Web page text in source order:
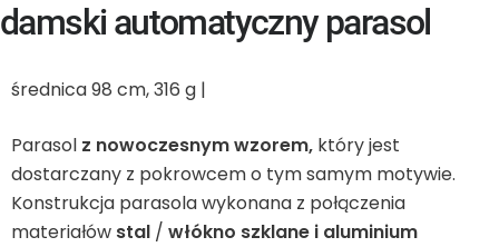
Leżaki
Akcesoria
średnica 98 cm, 316 g |
Parasol z nowoczesnym wzorem, który jest
dostarczany z pokrowcem o tym samym motywie.
Konstrukcja parasola wykonana z połączenia
materiałów stal / włókno szklane i aluminium
damski automatyczny parasol